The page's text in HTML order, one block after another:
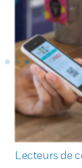
Lecteurs de